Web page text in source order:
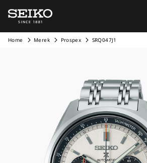
Home Merek Prospex SRQ047J1